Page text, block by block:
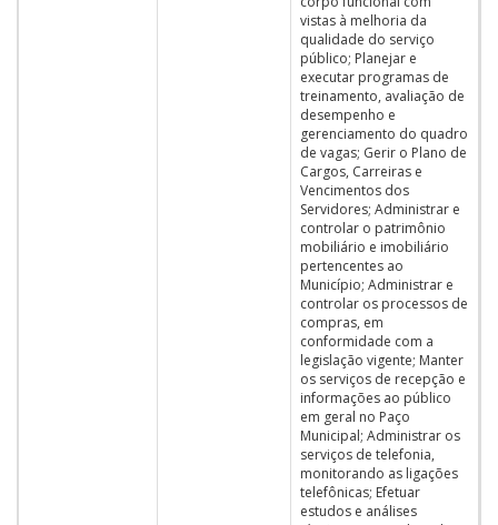
vistas à melhoria da
qualidade do serviço
público; Planejar e
executar programas de
treinamento, avaliação de
desempenho e
gerenciamento do quadro
de vagas; Gerir o Plano de
Cargos, Carreiras e
Vencimentos dos
Servidores; Administrar e
controlar o patrimônio
mobiliário e imobiliário
pertencentes ao
Município; Administrar e
controlar os processos de
compras, em
conformidade com a
legislação vigente; Manter
os serviços de recepção e
informações ao público
em geral no Paço
Municipal; Administrar os
serviços de telefonia,
monitorando as ligações
telefônicas; Efetuar
estudos e análises